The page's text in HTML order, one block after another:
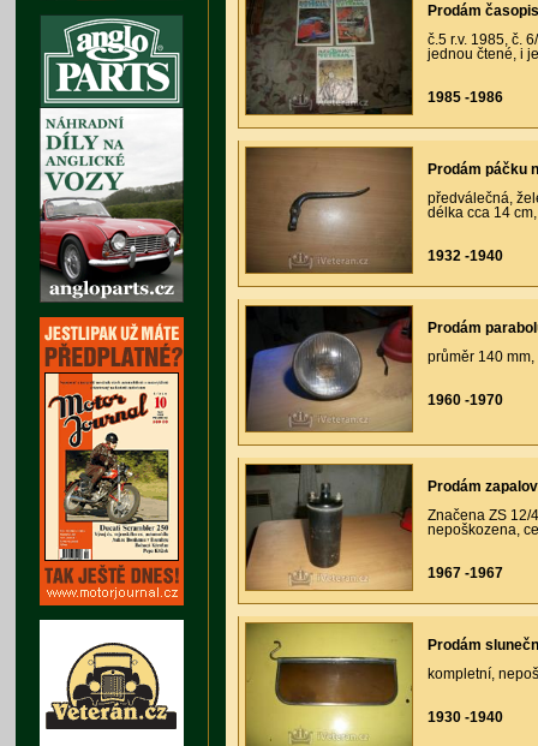
Prodám
č.5 r.v. 1985, č.
jednou čtené, i
1985 -1986
Prodám páčku
předválečná,
délka cca 14
1932 -1940
Prodám
průměr 140
1960 -1970
Prodám
Značena ZS 12/
nepoškozena,
1967 -1967
Prodám
kompletní,
1930 -1940